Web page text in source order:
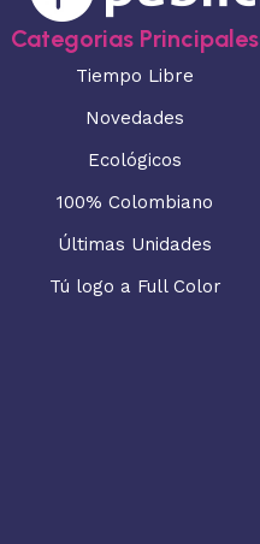
Categorias Principales
Tiempo Libre
Novedades
Ecológicos
100% Colombiano
Últimas Unidades
Tú logo a Full Color